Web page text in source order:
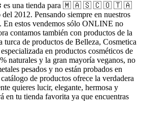
es una tienda para 🇲 🇦 🇸 🇨 🇴 🇹 🇦
2012. Pensando siempre en nuestros
En estos vendemos sólo ONLINE no
contamos también con productos de la
turca de productos de Belleza, Cosmetica
en productos cosméticos de
naturales y la gran mayoría veganos, no
pesados y no están probados en
de productos ofrece la verdadera
quieres lucir, elegante, hermosa y
en tu tienda favorita ya que encuentras